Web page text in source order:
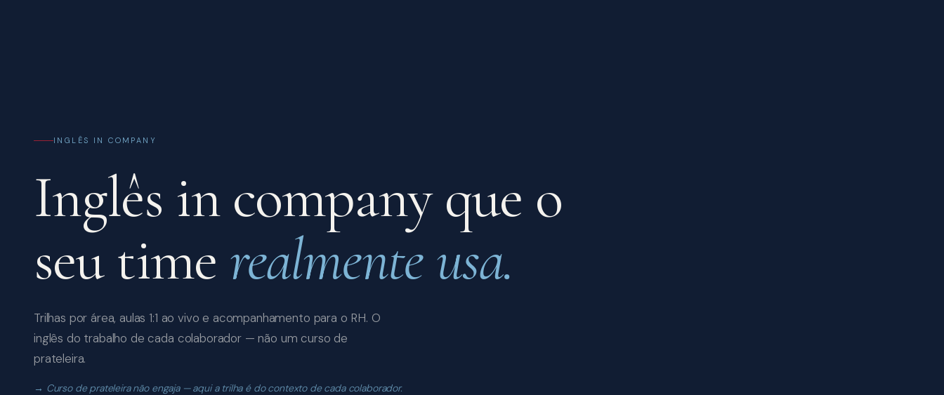
INGLÊS IN COMPANY
Inglês in company que o
seu time realmente usa.
Trilhas por área, aulas 1:1 ao vivo e acompanhamento para o RH. O
inglês do trabalho de cada colaborador — não um curso de
prateleira.
Curso de prateleira não engaja — aqui a trilha é do contexto de cada colaborador.